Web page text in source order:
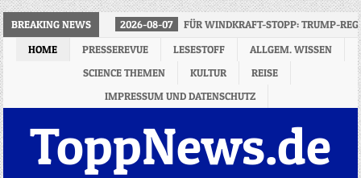
BREAKING NEWS 2026-08-07
FÜR WINDKRAFT-STOPP: TRUMP-
HOME
PRESSEREVUE LESESTOFF
ALLGEM. WISSEN
SCIENCE THEMEN
KULTUR
REISE
IMPRESSUM UND DATENSCHUTZ
ToppNews.de